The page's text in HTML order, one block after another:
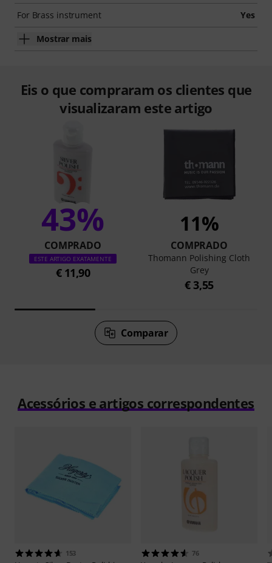
For Brass instrument Yes
Mostrar mais
Eis o que compraram os clientes que
visualizaram este artigo
43%
COMPRADO
ESTE ARTIGO EXATAMENTE
€ 11,90
11%
COMPRADO
Thomann Polishing Cloth
Grey
€ 3,55
Comparar
Acessórios e artigos correspondentes
153 76